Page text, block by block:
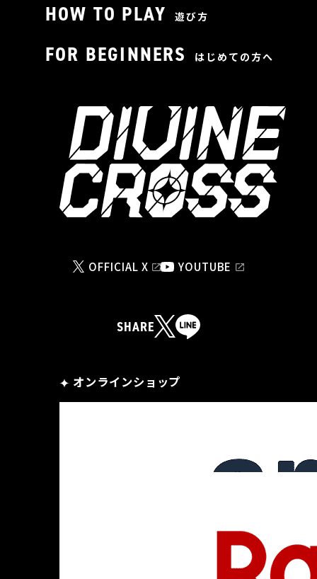
HOW TO PLAY 遊び方
FOR BEGINNERS はじめての方へ
OFFICIAL X YOUTUBE
SHARE
オンラインショップ